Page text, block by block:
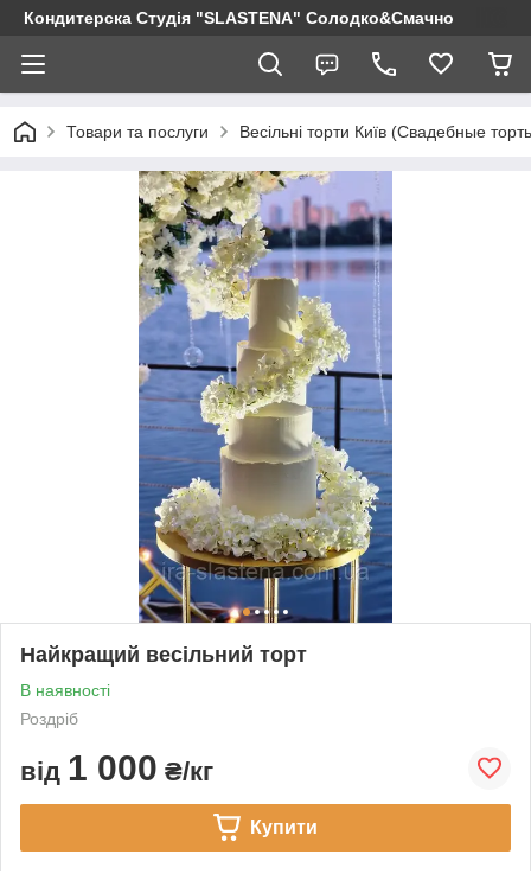
Кондитерска Студія "SLASTENA" Солодко&Смачно
Товари та послуги Весільні торти Київ (Свадебные
Найкращий весільний торт
В наявності
Роздріб
від 1 000 ₴/кг
Купити